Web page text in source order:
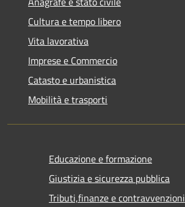
Cultura e tempo libero
Vita lavorativa
Imprese e Commercio
Catasto e urbanistica
Mobilità e trasporti
Educazione e formazione
Giustizia e sicurezza pubblica
Tributi,finanze e contravvenzioni